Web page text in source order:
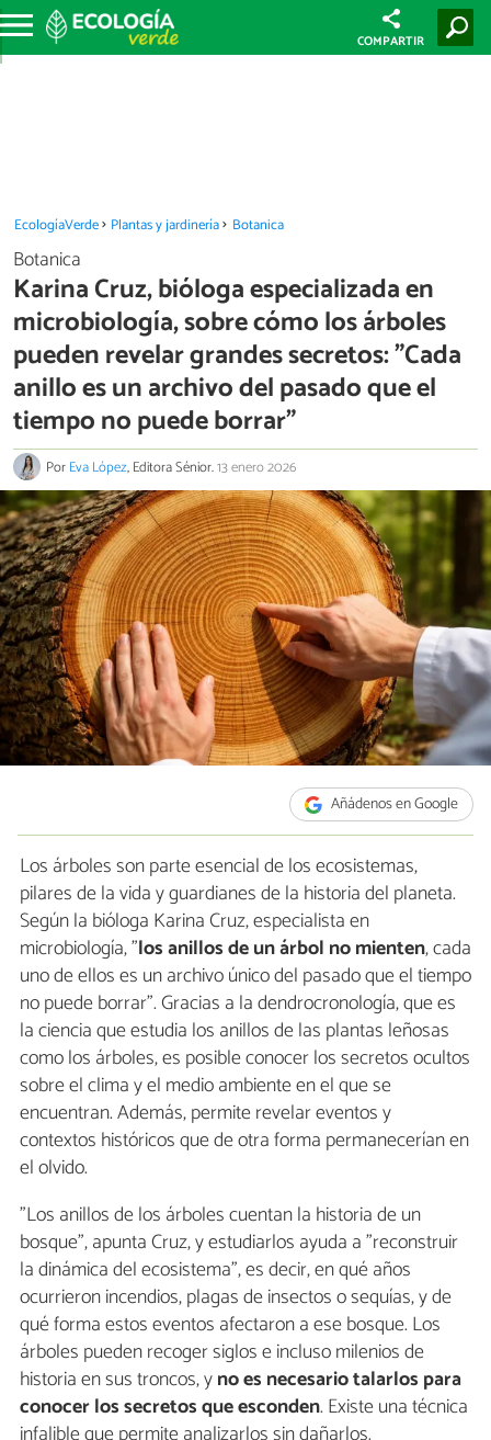
COMPARTIR
EcologíaVerde Plantas y jardinería Botanica
Botanica
Karina Cruz, bióloga especializada en
microbiología, sobre cómo los árboles
pueden revelar grandes secretos: "Cada
anillo es un archivo del pasado que el
tiempo no puede borrar"
PorEva López, Editora Sénior.13 enero 2026
Añádenos en Google
Los árboles son parte esencial de los ecosistemas,
pilares de la vida y guardianes de la historia del planeta.
Según la bióloga Karina Cruz, especialista en
microbiología, "los anillos de un árbol no mienten, cada
uno de ellos es un archivo único del pasado que el tiempo
no puede borrar". Gracias a la dendrocronología, que es
la ciencia que estudia los anillos de las plantas leñosas
como los árboles, es posible conocer los secretos ocultos
sobre el clima y el medio ambiente en el que se
encuentran. Además, permite revelar eventos y
contextos históricos que de otra forma permanecerían en
el olvido.
"Los anillos de los árboles cuentan la historia de un
bosque", apunta Cruz, y estudiarlos ayuda a "reconstruir
la dinámica del ecosistema", es decir, en qué años
ocurrieron incendios, plagas de insectos o sequías, y de
qué forma estos eventos afectaron a ese bosque. Los
árboles pueden recoger siglos e incluso milenios de
historia en sus troncos, yno es necesario talarlos para
conocer los secretos que esconden. Existe una técnica